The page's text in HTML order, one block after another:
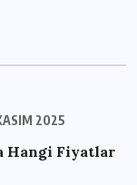
2025
Hangi Fiyatlar